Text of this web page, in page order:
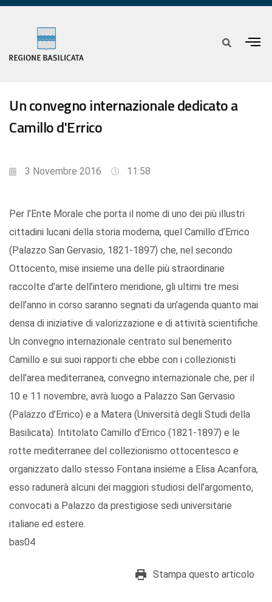
Un convegno internazionale dedicato a
Camillo d'Errico
3 Novembre 2016 11:58
Per l’Ente Morale che porta il nome di uno dei più illustri
cittadini lucani della storia moderna, quel Camillo d’Errico
(Palazzo San Gervasio, 1821-1897) che, nel secondo
Ottocento, mise insieme una delle più straordinarie
raccolte d’arte dell’intero meridione, gli ultimi tre mesi
dell’anno in corso saranno segnati da un’agenda quanto mai
densa di iniziative di valorizzazione e di attività scientifiche.
Un convegno internazionale centrato sul benemerito
Camillo e sui suoi rapporti che ebbe con i collezionisti
dell’area mediterranea, convegno internazionale che, per il
10 e 11 novembre, avrà luogo a Palazzo San Gervasio
(Palazzo d’Errico) e a Matera (Università degli Studi della
Basilicata). Intitolato Camillo d’Errico (1821-1897) e le
rotte mediterranee del collezionismo ottocentesco e
organizzato dallo stesso Fontana insieme a Elisa Acanfora,
esso radunerà alcuni dei maggiori studiosi dell’argomento,
convocati a Palazzo da prestigiose sedi universitarie
italiane ed estere.
bas04
Stampa questo articolo